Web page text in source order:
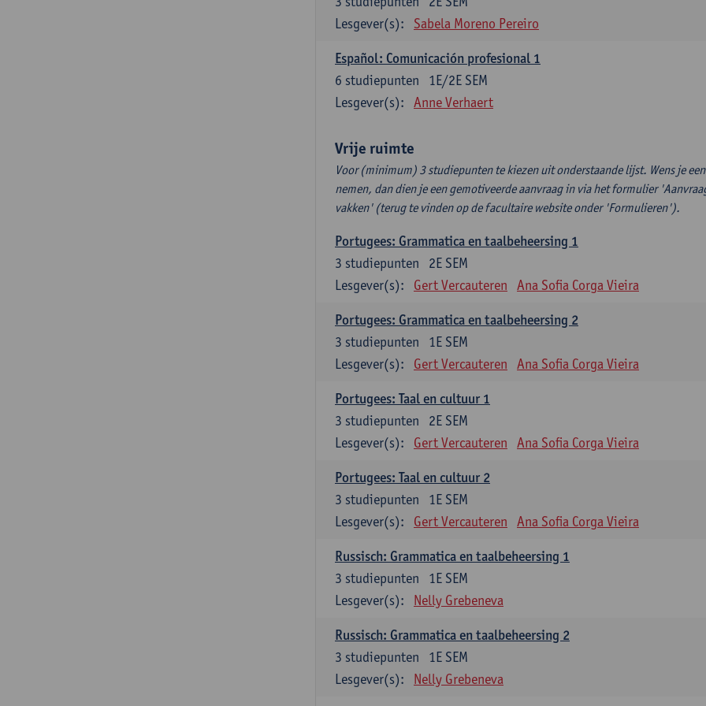
Lesgever(s):
Sabela Moreno Pereiro
Español: Comunicación profesional 1
1E/2E SEM
6 studiepunten
Lesgever(s):
Anne Verhaert
Vrije ruimte
Voor (minimum) 3 studiepunten te kiezen uit onderstaande lijst. Wens je
nemen, dan dien je een gemotiveerde aanvraag in via het formulier
vakken' (terug te vinden op de facultaire website onder 'Formulieren').
Portugees: Grammatica en taalbeheersing 1
2E SEM
3 studiepunten
Lesgever(s):
Gert Vercauteren Ana Sofia Corga Vieira
Portugees: Grammatica en taalbeheersing 2
1E SEM
3 studiepunten
Lesgever(s):
Gert Vercauteren Ana Sofia Corga Vieira
Portugees: Taal en cultuur 1
2E SEM
3 studiepunten
Lesgever(s):
Gert Vercauteren Ana Sofia Corga Vieira
Portugees: Taal en cultuur 2
1E SEM
3 studiepunten
Lesgever(s):
Gert Vercauteren Ana Sofia Corga Vieira
Russisch: Grammatica en taalbeheersing 1
1E SEM
3 studiepunten
Lesgever(s):
Nelly Grebeneva
Russisch: Grammatica en taalbeheersing 2
1E SEM
3 studiepunten
Lesgever(s):
Nelly Grebeneva